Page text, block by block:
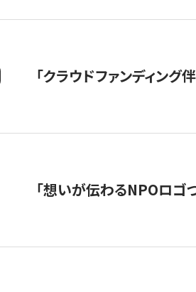
「クラウドファンディン
「想いが伝わるNPOロゴ